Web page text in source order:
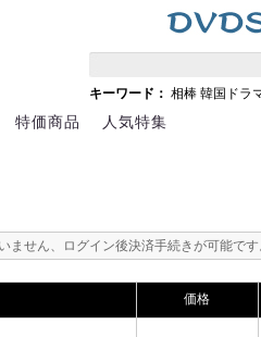
キーワード： 相棒 韓国ドラ
特価商品 人気特集
ません、ログイン後決済手続きが可能で
価格